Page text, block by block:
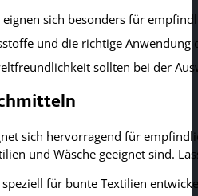
sich besonders für
und die richtige Anwendung
sollten bei der
sich hervorragend für
und Wäsche geeignet sind.
für bunte Textilien